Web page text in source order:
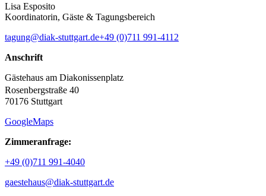
Lisa Esposito
Koordinatorin, Gäste & Tagungsbereich
tagung@diak-stuttgart.de+49 (0)711 991-4112
Anschrift
Gästehaus am Diakonissenplatz
Rosenbergstraße 40
70176 Stuttgart
GoogleMaps
Zimmeranfrage:
+49 (0)711 991-4040
gaestehaus@diak-stuttgart.de